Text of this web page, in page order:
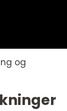
og